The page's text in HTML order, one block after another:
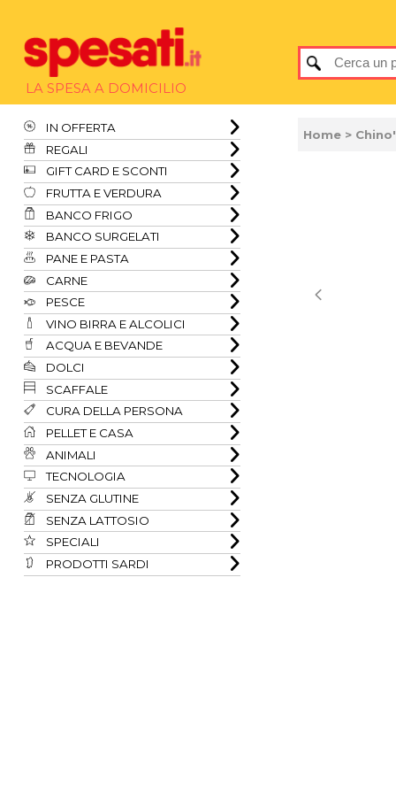
LA SPESA A DOMICILIO
IN OFFERTA
REGALI
GIFT CARD E SCONTI
FRUTTA E VERDURA
BANCO FRIGO
BANCO SURGELATI
PANE E PASTA
CARNE
PESCE
VINO BIRRA E ALCOLICI
ACQUA E BEVANDE
DOLCI
SCAFFALE
CURA DELLA PERSONA
PELLET E CASA
ANIMALI
TECNOLOGIA
SENZA GLUTINE
SENZA LATTOSIO
SPECIALI
PRODOTTI SARDI
Home >